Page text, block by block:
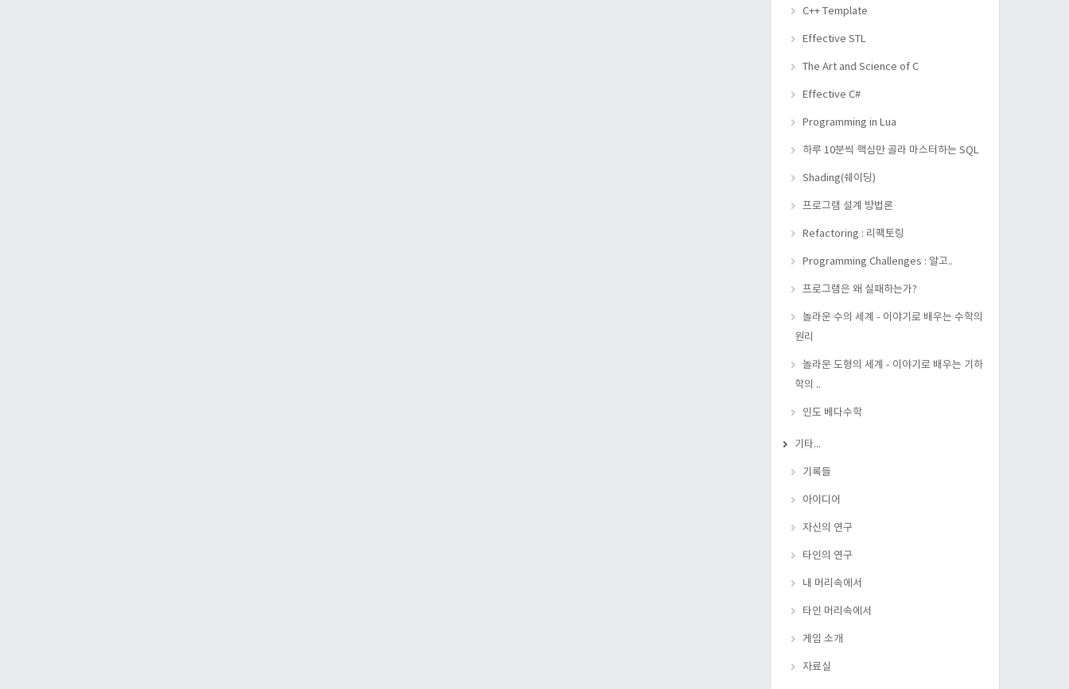
C++ Template
Effective STL
The Art and Science of C
Effective C#
Programming in Lua
하루 10분씩 핵심만 골라 마스터하는 SQL
Shading(쉐이딩)
프로그램 설계 방법론
Refactoring : 리팩토링
Programming Challenges : 알고..
프로그램은 왜 실패하는가?
놀라운 수의 세계 - 이야기로 배우는 수학의
원리
놀라운 도형의 세계 - 이야기로 배우는 기하
학의 ..
인도 베다수학
기타...
기록들
아이디어
자신의 연구
타인의 연구
내 머리속에서
타인 머리속에서
게임 소개
자료실